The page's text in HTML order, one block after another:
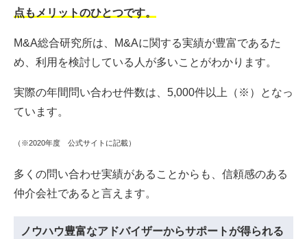
点もメリットのひとつです。
M&A総合研究所は、M&Aに関する実績が豊富であるた
め、利用を検討している人が多いことがわかります。
実際の年間問い合わせ件数は、5,000件以上（※）となっ
ています。
（※2020年度 公式サイトに記載）
多くの問い合わせ実績があることからも、信頼感のある
仲介会社であると言えます。
ノウハウ豊富なアドバイザーからサポートが得られる